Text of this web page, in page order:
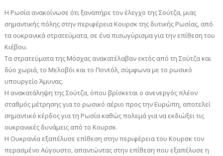
Η Ρωσία ανακοίνωσε ότι ξαναπήρε τον έλεγχο της Σούτζα, μιας
σημαντικής πόλης στην περιφέρεια Κουρσκ της δυτικής Ρωσίας, από
τα ουκρανικά στρατεύματα, σε ένα πισωγύρισμα για την επίθεση του
Κιέβου.
Τα στρατεύματα της Μόσχας ανακατέλαβαν εκτός από τη Σούτζα και
δύο χωριά, το Μελοβόι και το Ποντόλ, σύμφωνα με το ρωσικό
υπουργείο Άμυνας.
Η ανακατάληψη της Σούτζα, όπου βρίσκεται ο ανενεργός πλέον
σταθμός μέτρησης για το ρωσικό αέριο προς την Ευρώπη, αποτελεί
σημαντικό κέρδος για τη Ρωσία καθώς πολεμά για να εκδιώξει τις
ουκρανικές δυνάμεις από το Κουρσκ.
Η Ουκρανία εξαπέλυσε επίθεση στην περιφέρεια του Κουρσκ τον
περασμένο Αύγουστο, απαντώντας στην επίθεση που εξαπέλυσε η